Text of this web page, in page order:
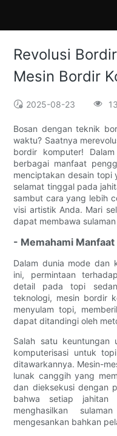
Revolusi
Mesin Bordir
2025-08-23 13
Bosan dengan teknik
waktu? Saatnya
bordir komputer!
berbagai manfaat
menciptakan desain topi
selamat tinggal pada
sambut cara yang lebih
visi artistik Anda. Mari
dapat membawa
- Memahami
Dalam dunia mode dan
ini, permintaan
detail pada topi
teknologi, mesin bordir
menyulam topi,
dapat ditandingi oleh
Salah satu keuntungan
komputerisasi untuk
ditawarkannya. Mesin-
lunak canggih yang
dan dieksekusi dengan
bahwa setiap jahitan
menghasilkan
mengesankan bahkan